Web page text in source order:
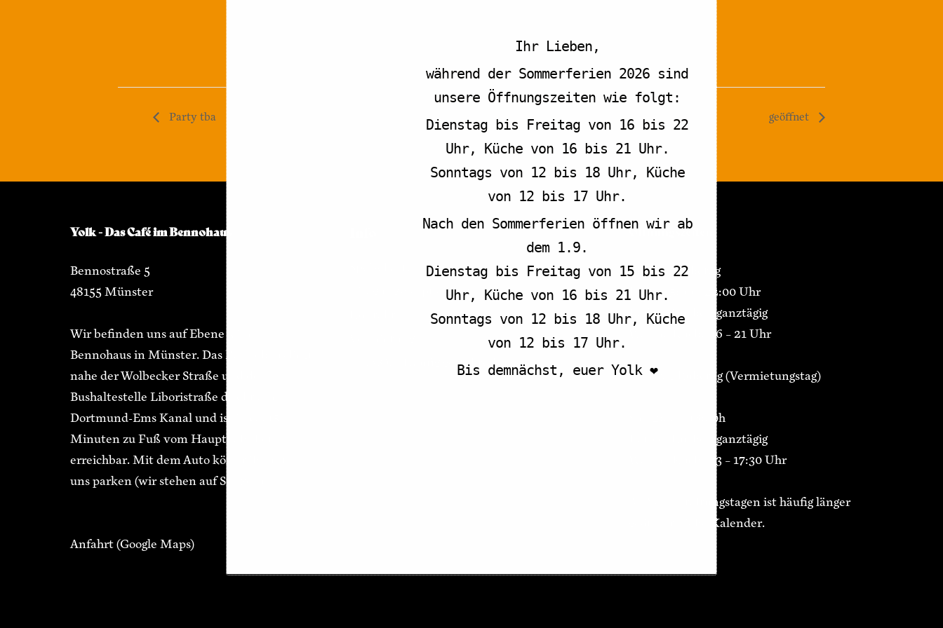
Party tba geöffnet
Yolk - Das Café im Bennohaus
Bennostraße 5
48155 Münster
Wir befinden uns auf Ebene 3 im
Bennohaus in Münster. Das Bennohaus liegt
nahe der Wolbecker Straße und der
Bushaltestelle Liboristraße direkt am
Dortmund-Ems Kanal und ist in ca. 15
Minuten zu Fuß vom Hauptbahnhof
erreichbar. Mit dem Auto könnt ihr unter
uns parken (wir stehen auf Stelzen).
Anfahrt(Google Maps)
Tagungsverpflegung
F.A.Q. – Häufig gestellte Fragen
Öffnungszeiten
Montag Ruhetag
Di-Fr 15:00 – 22:00 Uhr
Kaffee/Kuchen ganztägig
Warme Küche 16 – 21 Uhr
Samstag Ruhetag (Vermietungstag)
So 12:00 – 18:00h
Kaffee/Kuchen ganztägig
Warme Küche 13 – 17:30 Uhr
An Veranstaltungstagen ist häufig länger
geöffnet, siehe Kalender.
Ihr Lieben,
während der Sommerferien 2026 sind
unsere Öffnungszeiten wie folgt:
Dienstag bis Freitag von 16 bis 22
Uhr, Küche von 16 bis 21 Uhr.
Sonntags von 12 bis 18 Uhr, Küche
von 12 bis 17 Uhr.
Nach den Sommerferien öffnen wir ab
dem 1.9.
Dienstag bis Freitag von 15 bis 22
Uhr, Küche von 16 bis 21 Uhr.
Sonntags von 12 bis 18 Uhr, Küche
von 12 bis 17 Uhr.
Bis demnächst, euer Yolk ❤️